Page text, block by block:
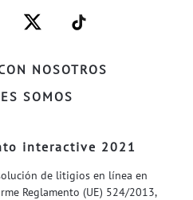
NOSOTROS
SOMOS
–
TWITTER–
–
WELIFE–
interactive 2021
de litigios en línea en
Reglamento (UE) 524/2013,